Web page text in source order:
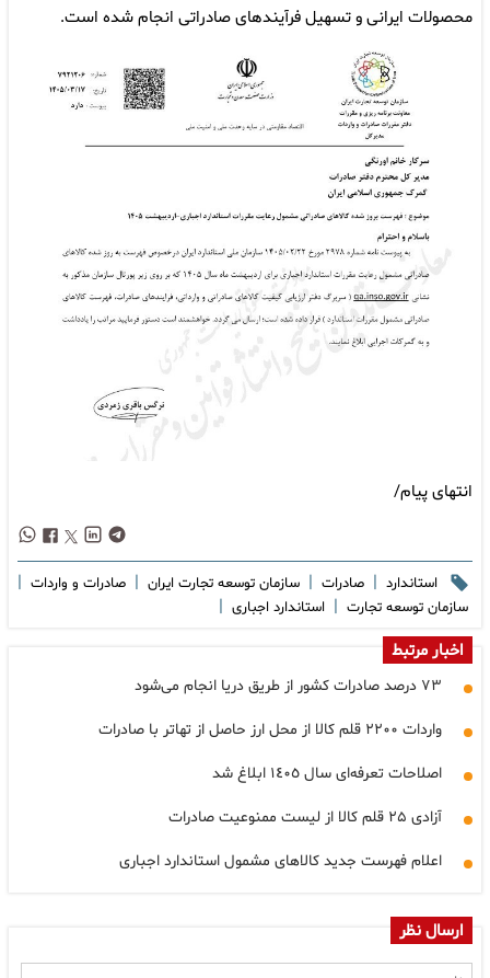
محصولات ایرانی و تسهیل فرآیندهای صادراتی انجام شده است.
انتهای پیام/
استاندارد | صادرات | سازمان توسعه تجارت ایران | صادرات و واردات |
سازمان توسعه تجارت | استاندارد اجباری |
اخبار مرتبط
۷۳ درصد صادرات کشور از طریق دریا انجام می‌شود
واردات ۲۲۰۰ قلم کالا از محل ارز حاصل از تهاتر با صادرات
اصلاحات تعرفه‌ای سال ١٤٠٥ ابلاغ شد
آزادی ۲۵ قلم کالا از لیست ممنوعیت صادرات
اعلام فهرست جدید کالاهای مشمول استاندارد اجباری
ارسال نظر